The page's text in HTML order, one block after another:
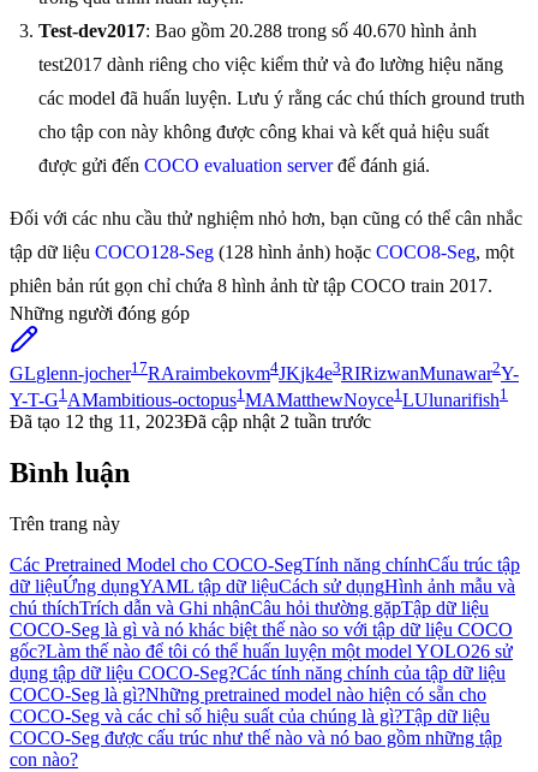
Test-dev2017: Bao gồm 20.288 trong số 40.670 hình ảnh
test2017 dành riêng cho việc kiểm thử và đo lường hiệu năng
các model đã huấn luyện. Lưu ý rằng các chú thích ground truth
cho tập con này không được công khai và kết quả hiệu suất
được gửi đến COCO evaluation serverđể đánh giá.
Đối với các nhu cầu thử nghiệm nhỏ hơn, bạn cũng có thể cân nhắc
tập dữ liệu COCO128-Seg (128 hình ảnh) hoặc COCO8-Seg, một
phiên bản rút gọn chỉ chứa 8 hình ảnh từ tập COCO train 2017.
Những người đóng góp
GLglenn-jocher17RAraimbekovm4JKjk4e3RIRizwanMunawar2Y-
Y-T-G1AMambitious-octopus1MAMatthewNoyce1LUlunarifish1
Đã tạo 12 thg 11, 2023Đã cập nhật 2 tuần trước
Bình luận
Trên trang này
Các Pretrained Model cho COCO-SegTính năng chínhCấu trúc tập
dữ liệuỨng dụngYAML tập dữ liệuCách sử dụngHình ảnh mẫu và
chú thíchTrích dẫn và Ghi nhậnCâu hỏi thường gặpTập dữ liệu
COCO-Seg là gì và nó khác biệt thế nào so với tập dữ liệu COCO
gốc?Làm thế nào để tôi có thể huấn luyện một model YOLO26 sử
dụng tập dữ liệu COCO-Seg?Các tính năng chính của tập dữ liệu
COCO-Seg là gì?Những pretrained model nào hiện có sẵn cho
COCO-Seg và các chỉ số hiệu suất của chúng là gì?Tập dữ liệu
COCO-Seg được cấu trúc như thế nào và nó bao gồm những tập
con nào?